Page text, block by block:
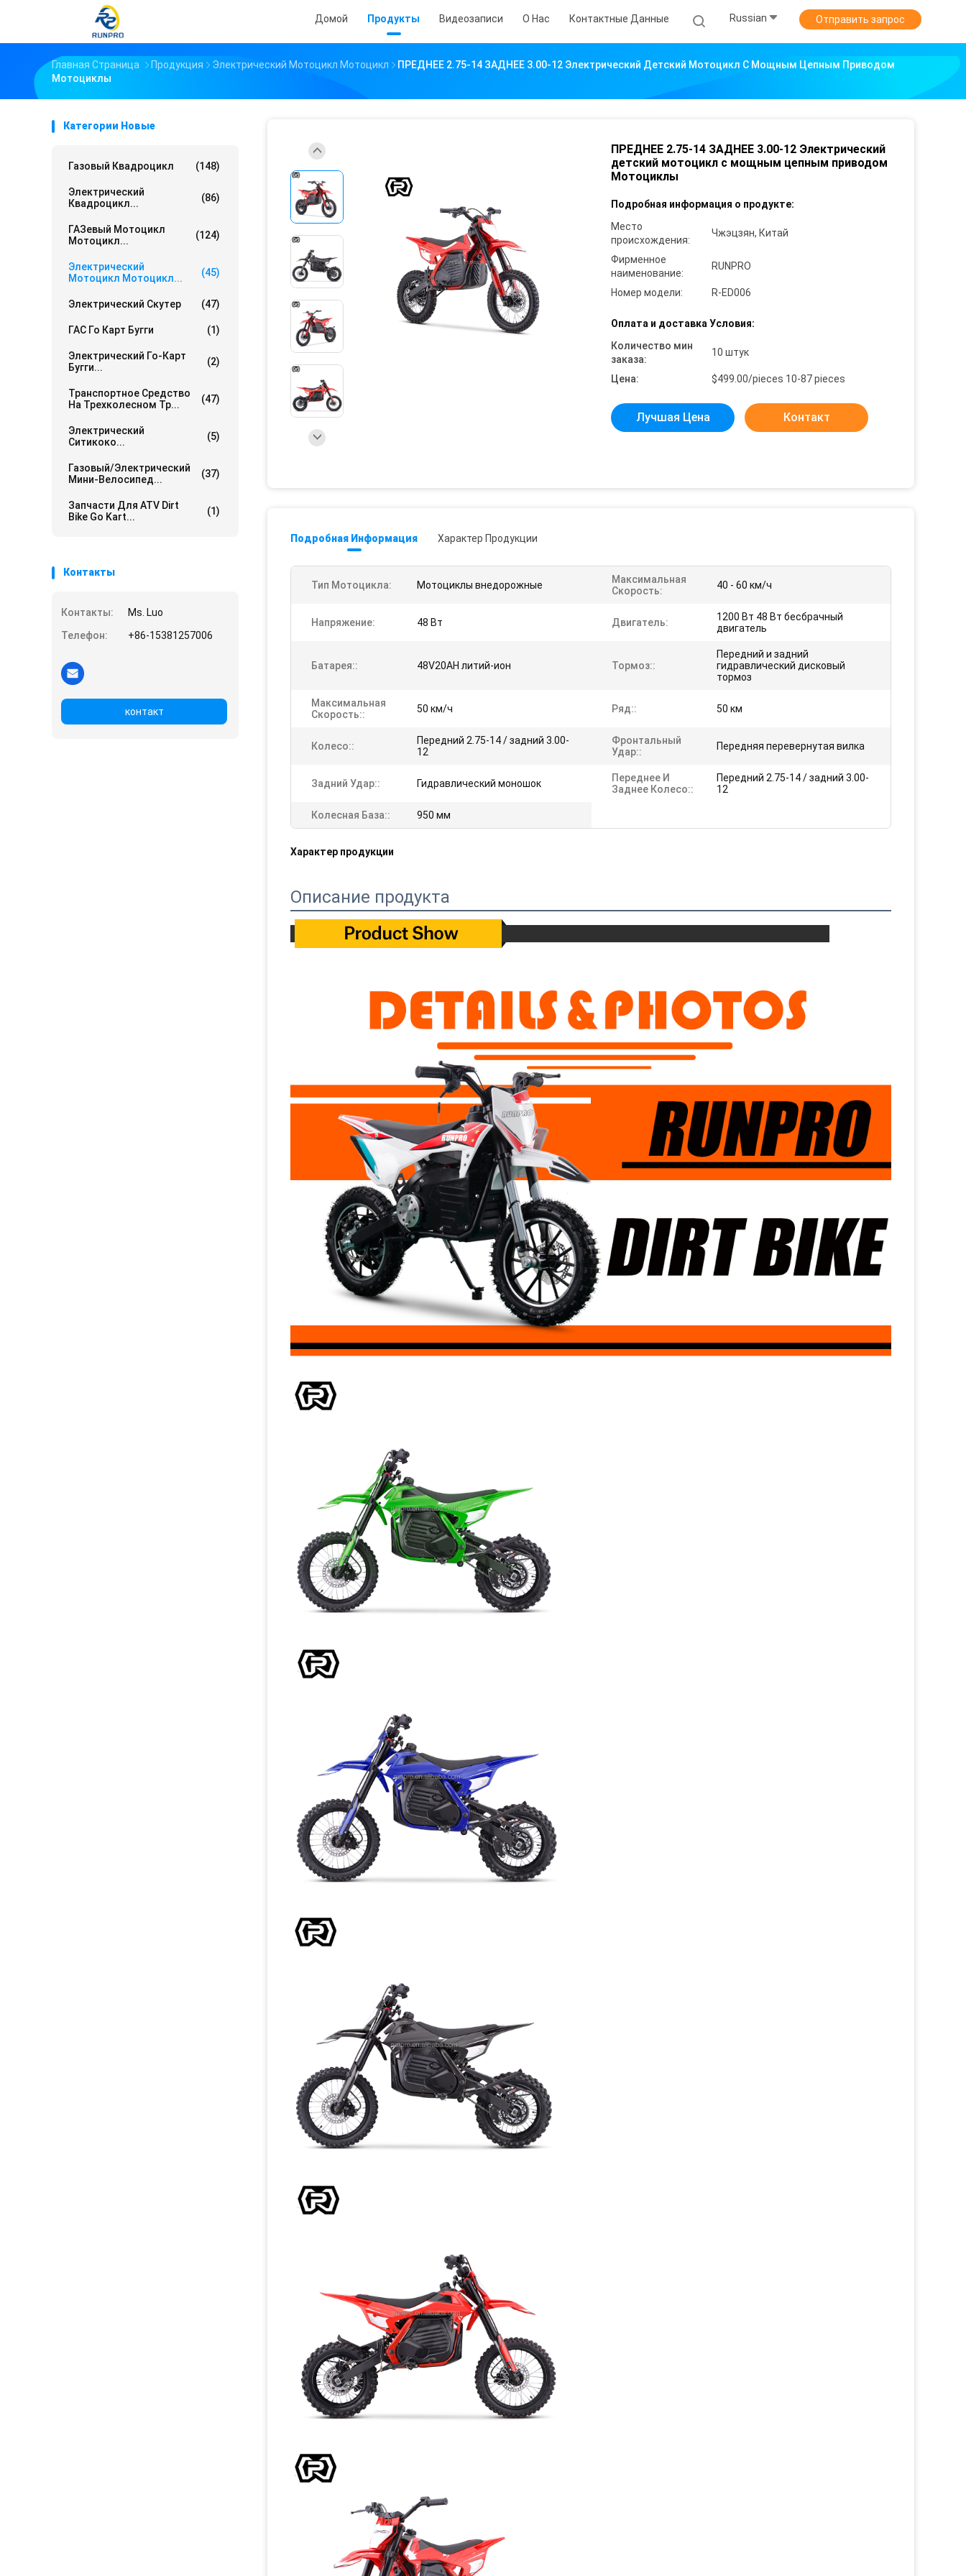
Домой Продукты Видеозаписи О Нас Контактные Данные Russian Отправить запрос
Главная Страница Продукция Электрический Мотоцикл Мотоцикл
ПРЕДНЕЕ 2.75-14 ЗАДНЕЕ 3.00-12 Электрический Детский Мотоцикл С Мощным Цепным Приводом
Мотоциклы
Категории Новые
Газовый Квадроцикл (148)
Электрический
Квадроцикл...
(86)
ГАЗевый Мотоцикл
Мотоцикл...
(124)
Электрический
Мотоцикл Мотоцикл...
(45)
Электрический Скутер (47)
ГАС Го Карт Бугги (1)
Электрический Го-Карт
Бугги...
(2)
Транспортное Средство
На Трехколесном Тр...
(47)
Электрический
Ситикоко...
(5)
Газовый/электрический
Мини-Велосипед...
(37)
Запчасти Для ATV Dirt
Bike Go Kart...
(1)
Контакты
Контакты:
Ms. Luo
Телефон:
+86-15381257006
контакт
ПРЕДНЕЕ 2.75-14 ЗАДНЕЕ 3.00-12 Электрический
детский мотоцикл с мощным цепным приводом
Мотоциклы
Подробная информация о продукте:
Место
происхождения:
Чжэцзян, Китай
Фирменное
наименование:
RUNPRO
Номер модели: R-ED006
Оплата и доставка Условия:
Количество мин
заказа:
10 штук
Цена: $499.00/pieces 10-87 pieces
Лучшая Цена Контакт
Подробная Информация Характер Продукции
Тип Мотоцикла: Мотоциклы внедорожные
Максимальная
Скорость:
40 - 60 км/ч
Напряжение: 48 Вт Двигатель:
1200 Вт 48 Вт бесбрачный
двигатель
Батарея:: 48V20AH литий-ион Тормоз::
Передний и задний
гидравлический дисковый
тормоз
Максимальная
Скорость::
50 км/ч Ряд:: 50 км
Колесо::
Передний 2.75-14 / задний 3.00-
12
Фронтальный
Удар::
Передняя перевернутая вилка
Задний Удар:: Гидравлический моношок
Переднее И
Заднее Колесо::
Передний 2.75-14 / задний 3.00-
12
Колесная База:: 950 мм
Характер продукции
Описание продукта